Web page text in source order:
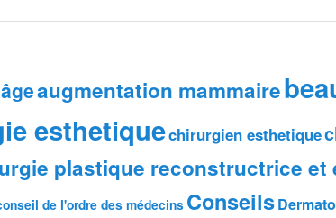
augmentation mammaire
esthetiquechirurgien esthetique
plastique reconstructrice et
de l'ordre des médecins Conseils